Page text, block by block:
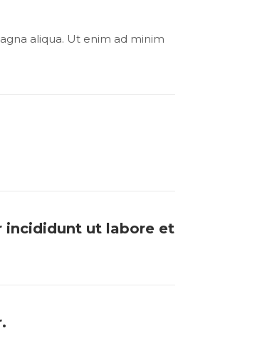
aliqua. Ut enim ad minim
incididunt ut labore et